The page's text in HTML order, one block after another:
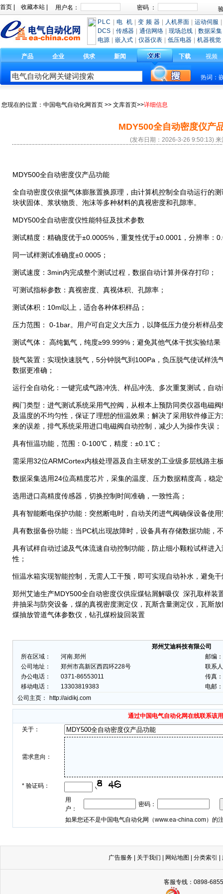
首页 收藏本站
PLC 电 机 变 频 器 人机界面 运动伺服
DCS
传感器 通信网络 现场总线
数据采集
电源
嵌入式 仪器仪表 低压电器 机器视觉
产品 企业 供求 新闻 下载 视频
热词：
您现在的位置： 中国电气自动化网首页 >> 文库首页>>详细信息
MDY500全自动密度仪产
(发布日期：2026-3-26 9:50:13) 来
MDY500全自动密度仪产品功能
全自动密度仪依据气体膨胀置换原理，由计算机控制全自动运行的
块状固体、浆状物质、泡沫等多种材料的真视密度和孔隙率。
MDY500全自动密度仪性能特征及技术参数
测试精度：精确度优于±0.0005%，重复性优于±0.0001，分辨率：
同一试样测试准确度±0.0005；
测试速度：3min内完成整个测试过程，数据自动计算并保存打印；
可测试指标参数：真视密度、真视体积、孔隙率；
测试体积：10ml以上，适合各种体积样品；
压力范围： 0-1bar。用户可自定义大压力，以降低压力使分析样品
测试气体： 高纯氦气，纯度≥99.999%；避免其他气体干扰实验结果
脱气装置：实现快速脱气，5分钟脱气到100Pa，负压脱气使试样洗
数据更准确；
运行全自动化：一键完成气路冲洗、样品冲洗、多次重复测试，自
阀门类型：进气测试系统采用气控阀，从根本上预防同类仪器电磁
及温度的不均匀性，保证了理想的恒温效果；解决了采用软件修正
来的误差，排气系统采用进口电磁阀自动控制，减少人为操作失误
具有恒温功能，范围：0-100℃，精度：±0.1℃；
需采用32位ARMCortex内核处理器及自主研发的工业级多层线路主
数据采集选用24位高精度芯片，采集的温度、压力数据精度高，稳
选用进口高精度传感器，切换控制时间准确，一致性高；
具有智能断电保护功能：突然断电时，自动关闭进气阀确保设备使
具有数据备份功能：当PC机出现故障时，设备具有存储数据功能，
具有试样自动过滤及气体流速自动控制功能，防止细小颗粒试样进
性；
恒温水箱实现智能控制，无需人工干预，即可实现自动补水，避免
郑州艾迪生产MDY500全自动密度仪供应煤钻屑解吸仪 深孔取样装
井抽采与防突设备，煤的真视密度测定仪，瓦斯含量测定仪，瓦斯
煤抽放管道气体参数仪，钻孔煤粉旋回装置
郑州艾迪科技有限公司
所在区域：
河南.郑州
邮编：
公司地址：
郑州市高新区西四环228号
联系
办公电话：
0371-86553011
传真
移动电话：
13303819383
电邮：
公司主页：
http://aidikj.com
通过中国电气自动化网在线联系该
关于：
需求意向：
* 验证码：
用
户：
密码：
如果您还不是中国电气自动化网（www.ea-china.com）的
广告服务 关于我们 网站地图 分类索引
客服专线：0898-